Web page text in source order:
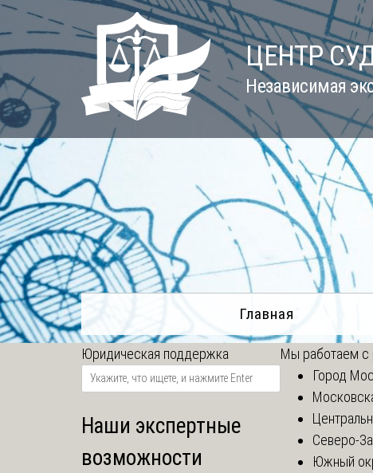
Skip
to
content
ЦЕНТР
Независимая
Главная
Юридическая поддержка
Наши экспертные
возможности
Мы работаем с
Город
Северо-
Южный